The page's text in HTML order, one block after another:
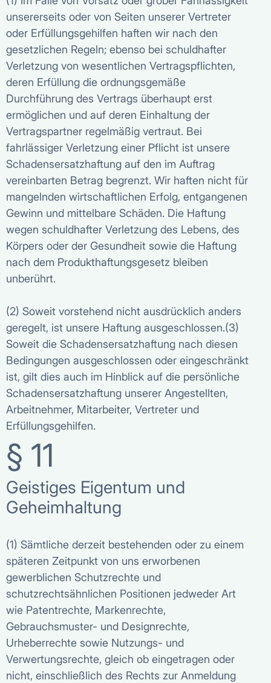
unsererseits oder von Seiten unserer Vertreter
oder Erfüllungsgehilfen haften wir nach den
gesetzlichen Regeln; ebenso bei schuldhafter
Verletzung von wesentlichen Vertragspflichten,
deren Erfüllung die ordnungsgemäße
Durchführung des Vertrags überhaupt erst
ermöglichen und auf deren Einhaltung der
Vertragspartner regelmäßig vertraut. Bei
fahrlässiger Verletzung einer Pflicht ist unsere
Schadensersatzhaftung auf den im Auftrag
vereinbarten Betrag begrenzt. Wir haften nicht für
mangelnden wirtschaftlichen Erfolg, entgangenen
Gewinn und mittelbare Schäden. Die Haftung
wegen schuldhafter Verletzung des Lebens, des
Körpers oder der Gesundheit sowie die Haftung
nach dem Produkthaftungsgesetz bleiben
unberührt.
(2) Soweit vorstehend nicht ausdrücklich anders
geregelt, ist unsere Haftung ausgeschlossen.(3)
Soweit die Schadensersatzhaftung nach diesen
Bedingungen ausgeschlossen oder eingeschränkt
ist, gilt dies auch im Hinblick auf die persönliche
Schadensersatzhaftung unserer Angestellten,
Arbeitnehmer, Mitarbeiter, Vertreter und
Erfüllungsgehilfen.
§ 11
Geistiges Eigentum und
Geheimhaltung
(1) Sämtliche derzeit bestehenden oder zu einem
späteren Zeitpunkt von uns erworbenen
gewerblichen Schutzrechte und
schutzrechtsähnlichen Positionen jedweder Art
wie Patentrechte, Markenrechte,
Gebrauchsmuster- und Designrechte,
Urheberrechte sowie Nutzungs- und
Verwertungsrechte, gleich ob eingetragen oder
nicht, einschließlich des Rechts zur Anmeldung